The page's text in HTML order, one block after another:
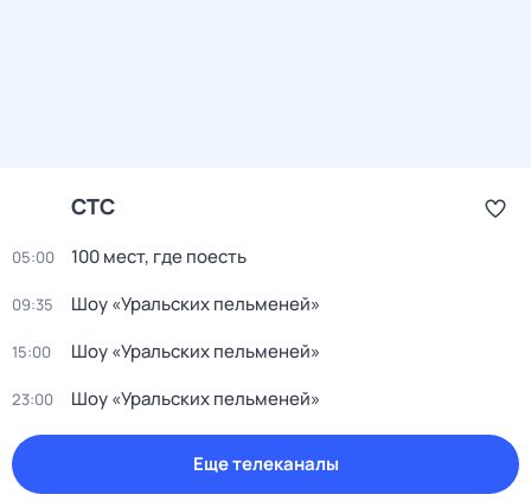
СТС
05:00 100 мест, где поесть
09:35 Шоу «Уральских пельменей»
15:00 Шоу «Уральских пельменей»
23:00 Шоу «Уральских пельменей»
Еще телеканалы